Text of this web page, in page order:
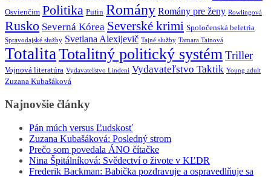
Osvienčim Politika Putin Romány Romány pre ženy Rowlingová
Rusko Severná Kórea Severské krimi Spoločenská beletria
Spravodajské služby Svetlana Alexijevič Tajné služby Tamara Tainová
TotalitaTotalitný politický systémTriller
Vojnová literatúra Vydavateľstvo Lindeni Vydavateľstvo Taktik Young adult
Zuzana Kubašáková
Najnovšie články
Pán múch versus Ľudskosť
Zuzana Kubašáková: Posledný strom
Prečo som povedala ÁNO čítačke
Nina Špitálníková: Svědectví o živote v KĽDR
Frederik Backman: Babička pozdravuje a ospravedlňuje sa